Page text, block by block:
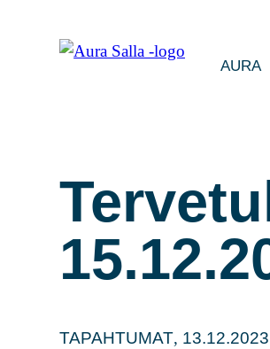
AURA
TAPAHTUMAT, 13.12.2023